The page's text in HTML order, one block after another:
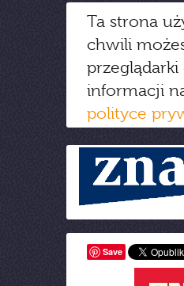
Ta strona
chwili
informacji
polityce
Save